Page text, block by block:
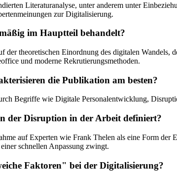
Literaturanalyse, unter anderem unter
zur Digitalisierung.
im Hauptteil behandelt?
der theoretischen Einordnung des digitalen
und moderne Rekrutierungsmethoden.
die Publikation am besten?
Begriffe wie Digitale Personalentwicklung,
der Disruption in der Arbeit definiert?
auf Experten wie Frank Thelen als eine Form der
schnellen Anpassung zwingt.
Faktoren" bei der Digitalisierung?